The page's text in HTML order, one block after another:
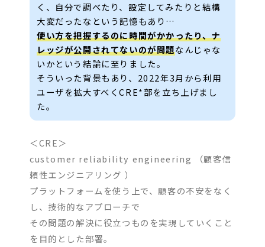
く、自分で調べたり、設定してみたりと結構
大変だったなという記憶もあり…
使い方を把握するのに時間がかかったり、ナ
レッジが公開されてないのが問題なんじゃな
いかという結論に至りました。
そういった背景もあり、2022年3月から利用
ユーザを拡大すべくCRE*部を立ち上げまし
た。
＜CRE＞
customer reliability engineering （顧客信
頼性エンジニアリング ）
プラットフォームを使う上で、顧客の不安をなく
し、技術的なアプローチで
その問題の解決に役立つものを実現していくこと
を目的とした部署。